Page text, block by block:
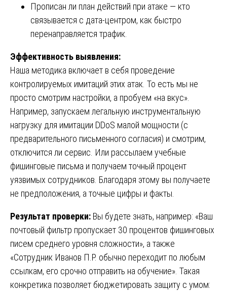
Прописан ли план действий при атаке — кто
связывается с дата-центром, как быстро
перенаправляется трафик.
Эффективность выявления:
Наша методика включает в себя проведение
контролируемых имитаций этих атак. То есть мы не
просто смотрим настройки, а пробуем «на вкус».
Например, запускаем легальную инструментальную
нагрузку для имитации DDoS малой мощности (с
предварительного письменного согласия) и смотрим,
отключится ли сервис. Или рассылаем учебные
фишинговые письма и получаем точный процент
уязвимых сотрудников. Благодаря этому вы получаете
не предположения, а точные цифры и факты.
Результат проверки: Вы будете знать, например: «Ваш
почтовый фильтр пропускает 30 процентов фишинговых
писем среднего уровня сложности», а также
«Сотрудник Иванов П.Р. обычно переходит по любым
ссылкам, его срочно отправить на обучение». Такая
конкретика позволяет бюджетировать защиту с умом: